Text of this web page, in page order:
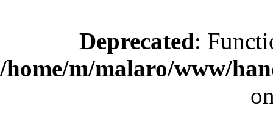
Deprecated:
/home/m/malaro/www/